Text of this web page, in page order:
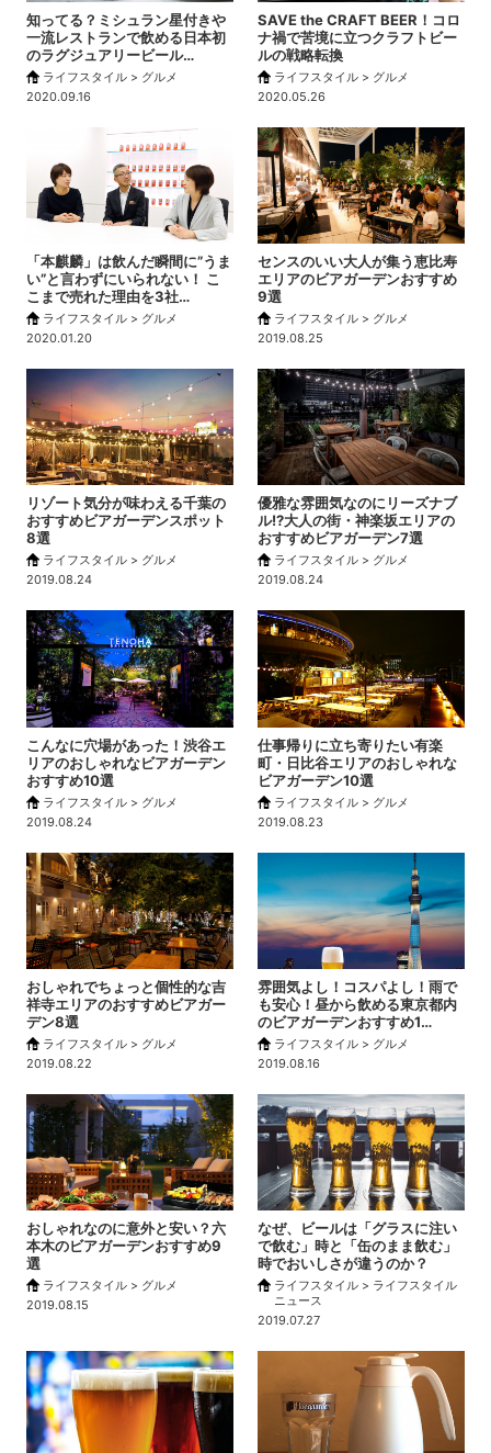
知ってる？ミシュラン星付きや
一流レストランで飲める日本初
のラグジュアリービール…
ライフスタイル > グルメ
2020.09.16
SAVE the CRAFT BEER！コロ
ナ禍で苦境に立つクラフトビー
ルの戦略転換
ライフスタイル > グルメ
2020.05.26
「本麒麟」は飲んだ瞬間に”うま
い”と言わずにいられない！ こ
こまで売れた理由を3社…
ライフスタイル > グルメ
2020.01.20
センスのいい大人が集う恵比寿
エリアのビアガーデンおすすめ
9選
ライフスタイル > グルメ
2019.08.25
リゾート気分が味わえる千葉の
おすすめビアガーデンスポット
8選
ライフスタイル > グルメ
2019.08.24
優雅な雰囲気なのにリーズナブ
ル!?大人の街・神楽坂エリアの
おすすめビアガーデン7選
ライフスタイル > グルメ
2019.08.24
こんなに穴場があった！渋谷エ
リアのおしゃれなビアガーデン
おすすめ10選
ライフスタイル > グルメ
2019.08.24
仕事帰りに立ち寄りたい有楽
町・日比谷エリアのおしゃれな
ビアガーデン10選
ライフスタイル > グルメ
2019.08.23
おしゃれでちょっと個性的な吉
祥寺エリアのおすすめビアガー
デン8選
ライフスタイル > グルメ
2019.08.22
雰囲気よし！コスパよし！雨で
も安心！昼から飲める東京都内
のビアガーデンおすすめ1…
ライフスタイル > グルメ
2019.08.16
おしゃれなのに意外と安い？六
本木のビアガーデンおすすめ9
選
ライフスタイル > グルメ
2019.08.15
なぜ、ビールは「グラスに注い
で飲む」時と「缶のまま飲む」
時でおいしさが違うのか？
ライフスタイル > ライフスタイル
ニュース
2019.07.27